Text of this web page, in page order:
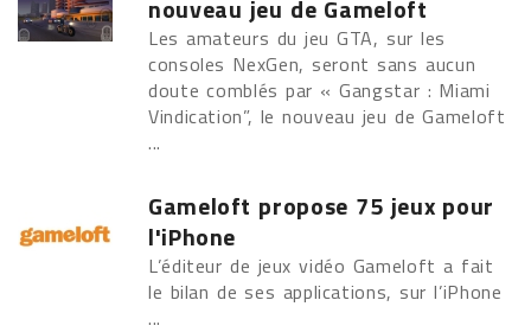
nouveau jeu de Gameloft
Les amateurs du jeu GTA, sur les
consoles NexGen, seront sans aucun
doute comblés par « Gangstar : Miami
Vindication”, le nouveau jeu de Gameloft
...
Gameloft propose 75 jeux pour
l'iPhone
L’éditeur de jeux vidéo Gameloft a fait
le bilan de ses applications, sur l’iPhone
...